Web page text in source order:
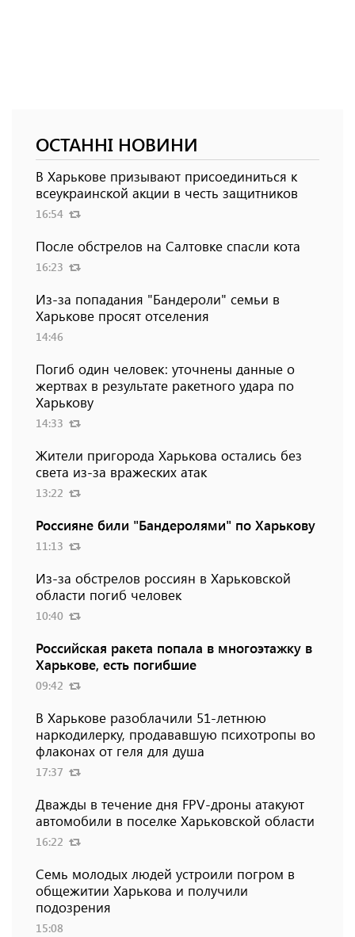
ОСТАННІ НОВИНИ
В Харькове призывают присоединиться к
всеукраинской акции в честь защитников
16:54
После обстрелов на Салтовке спасли кота
16:23
Из-за попадания "Бандероли" семьи в
Харькове просят отселения
14:46
Погиб один человек: уточнены данные о
жертвах в результате ракетного удара по
Харькову
14:33
Жители пригорода Харькова остались без
света из-за вражеских атак
13:22
Россияне били "Бандеролями" по Харькову
11:13
Из-за обстрелов россиян в Харьковской
области погиб человек
10:40
Российская ракета попала в многоэтажку в
Харькове, есть погибшие
09:42
В Харькове разоблачили 51-летнюю
наркодилерку, продававшую психотропы во
флаконах от геля для душа
17:37
Дважды в течение дня FPV-дроны атакуют
автомобили в поселке Харьковской области
16:22
Семь молодых людей устроили погром в
общежитии Харькова и получили
подозрения
15:08